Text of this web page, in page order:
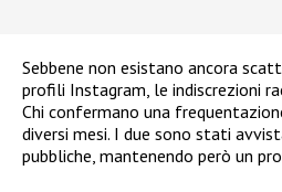
Sebbene non esistano ancora
profili Instagram, le indiscrezioni
Chi confermano una
diversi mesi. I due sono stati
pubbliche, mantenendo però un